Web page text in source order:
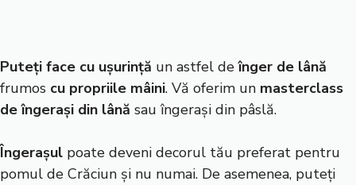
Puteți face cu ușurință un astfel deînger de lână
frumos cu propriile mâini. Vă oferim un masterclass
de îngerași din lână sau îngerași din pâslă.
Îngerașul poate deveni decorul tău preferat pentru
pomul de Crăciun și nu numai. De asemenea, puteți